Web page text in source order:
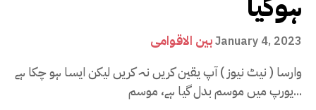
بین الاقوامیJanuary 4, 2023
وارسا ( نیٹ نیوز ) آپ یقین کریں نہ کریں لیکن ایسا ہو چکا ہے
یورپ میں موسم بدل گیا ہے، موسم...